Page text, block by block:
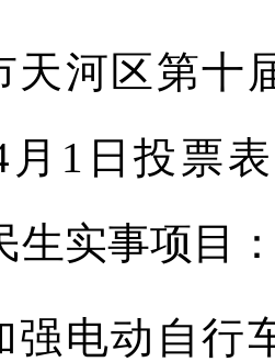
天河区第十
月 1 日投票
生实事项目
强电动自行